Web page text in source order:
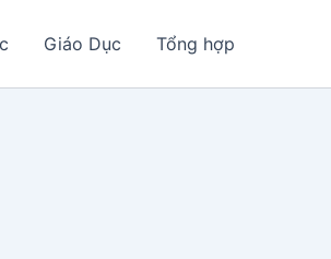
Giáo Dục Tổng hợp